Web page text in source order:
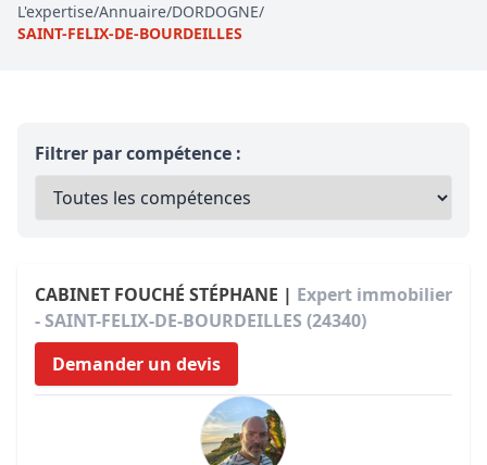
L'expertise/Annuaire/DORDOGNE/
SAINT-FELIX-DE-BOURDEILLES
Filtrer par compétence :
CABINET FOUCHÉ STÉPHANE | Expert immobilier
- SAINT-FELIX-DE-BOURDEILLES (24340)
Demander un devis